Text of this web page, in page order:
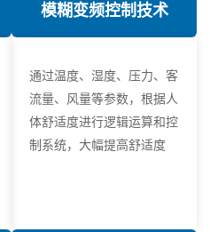
模糊变频控制技术
通过温度、湿度、压力、客
流量、风量等参数，根据人
体舒适度进行逻辑运算和控
制系统，大幅提高舒适度